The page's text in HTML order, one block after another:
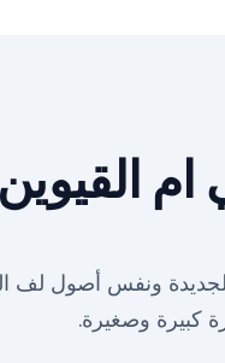
القيوين
ونفس أصول لف
كبيرة وصغيرة.